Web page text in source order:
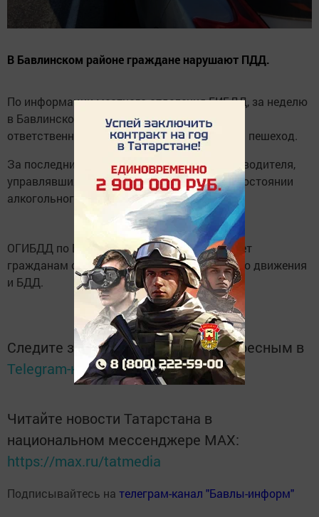
В Бавлинском районе граждане нарушают ПДД.
По информации местного отделения ГИБДД, за неделю
в Бавлинском районе к административной
ответственности привлечены 51 водитель и пешеход.
За последние дни на дорогах пойманы три водителя,
управлявших транспортным средством в состоянии
алкогольного опьянения.
ОГИБДД по Бавлинскому району напоминает
гражданам о соблюдении правил дорожного движения
и БДД.
Следите за самым важным и интересным в
Telegram-канале Татмедиа
Читайте новости Татарстана в
национальном мессенджере MАХ:
https://max.ru/tatmedia
Подписывайтесь на телеграм-канал "Бавлы-информ"